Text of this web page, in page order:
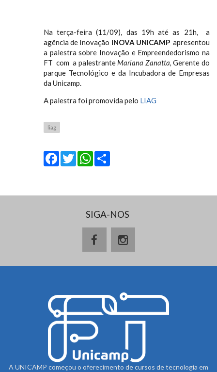
Na terça-feira (11/09), das 19h até as 21h, a
agência de Inovação INOVA UNICAMP apresentou
a palestra sobre Inovação e Empreendedorismo na
FT com a palestrante Mariana Zanatta, Gerente do
parque Tecnológico e da Incubadora de Empresas
da Unicamp.
A palestra foi promovida pelo LIAG
liag
Facebook
Twitter
WhatsApp
SIGA-NOS
A UNICAMP começou o oferecimento de cursos de tecnologia em